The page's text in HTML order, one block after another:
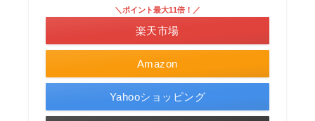
Amazon
＼ポイント最大11倍！／
楽天市場
Yahooショッピング